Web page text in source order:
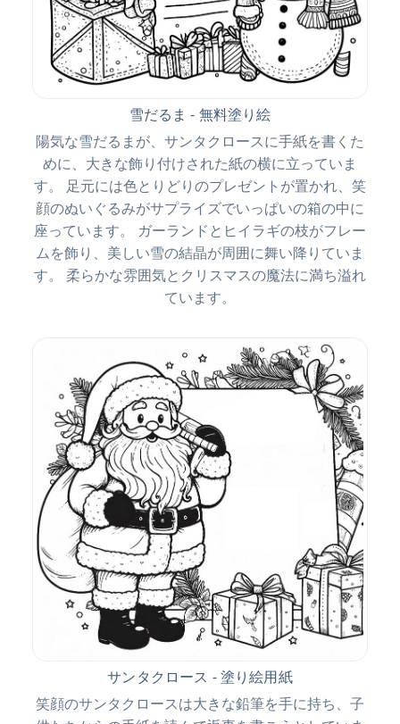
雪だるま - 無料塗り絵
陽気な雪だるまが、サンタクロースに手紙を書くた
めに、大きな飾り付けされた紙の横に立っていま
す。 足元には色とりどりのプレゼントが置かれ、笑
顔のぬいぐるみがサプライズでいっぱいの箱の中に
座っています。 ガーランドとヒイラギの枝がフレー
ムを飾り、美しい雪の結晶が周囲に舞い降りていま
す。 柔らかな雰囲気とクリスマスの魔法に満ち溢れ
ています。
サンタクロース - 塗り絵用紙
笑顔のサンタクロースは大きな鉛筆を手に持ち、子